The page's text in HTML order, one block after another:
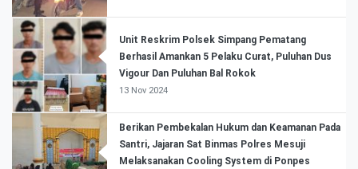
Unit Reskrim Polsek Simpang Pematang
Berhasil Amankan 5 Pelaku Curat, Puluhan Dus
Vigour Dan Puluhan Bal Rokok
13 Nov 2024
Berikan Pembekalan Hukum dan Keamanan Pada
Santri, Jajaran Sat Binmas Polres Mesuji
Melaksanakan Cooling System di Ponpes